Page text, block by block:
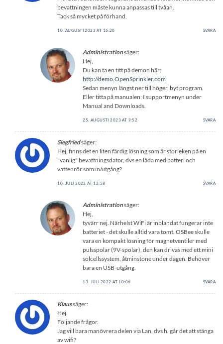
bevattningen måste kunna anpassas till tvåan.
Tack så mycket på förhand.
10. AUGUSTI 2023 AT 15:20 SVARA
Administrationsäger:
Hej,
Du kan ta en titt på demon här:
http://demo.OpenSprinkler.com
Sedan menyn längst ner till höger, byt program.
Eller titta på manualen: I supportmenyn under
Manual and Downloads.
25. AUGUSTI 2023 AT 9:52 SVARA
Siegfriedsäger:
Hej, finns det en liten färdig lösning som är storleken på en
"vanlig" bevattningsdator, dvs en låda med batteri och
vattenrör som in/utgång?
10. JULI 2022 AT 12:58 SVARA
Administrationsäger:
Hej,
tyvärr nej. Närhelst WiFi är inblandat fungerar inte
batteriet - det skulle alltid vara tomt. OSBee skulle
vara en kompakt lösning för magnetventiler med
pulsspolar (9V-spolar), den kan drivas med ett mini
solcellssystem, åtminstone under dagen. Behöver
bara en USB-utgång.
13. JULI 2022 AT 10:06 SVARA
Klaussäger:
Hej.
Följande frågor.
Jag vill bara manövrera delen via Lan, dvs h. går det att stänga
av wifi?